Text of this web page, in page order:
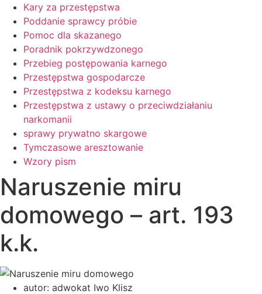
Kary za przestępstwa
Poddanie sprawcy próbie
Pomoc dla skazanego
Poradnik pokrzywdzonego
Przebieg postępowania karnego
Przestępstwa gospodarcze
Przestępstwa z kodeksu karnego
Przestępstwa z ustawy o przeciwdziałaniu
narkomanii
sprawy prywatno skargowe
Tymczasowe aresztowanie
Wzory pism
Naruszenie miru
domowego – art. 193
k.k.
autor: adwokat Iwo Klisz